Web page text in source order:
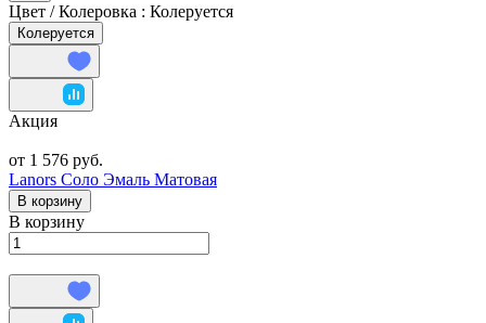
Цвет / Колеровка : Колеруется
Колеруется
Акция
от 1 576 руб.
Lanors Соло Эмаль Матовая
В корзину
В корзину